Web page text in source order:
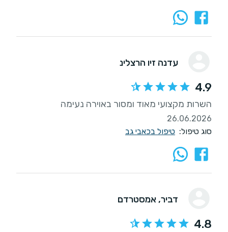
עדנה זיו הרצלינ
4.9
השרות מקצועי מאוד ומסור באוירה נעימה
26.06.2026
סוג טיפול: טיפול בכאבי גב
דביר, אמסטרדם
4.8